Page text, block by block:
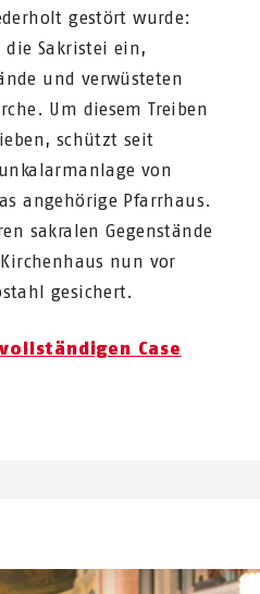
gestört wurde:
die Sakristei ein,
und verwüsteten
Um diesem Treiben
schützt seit
von
angehörige Pfarrhaus.
sakralen Gegenstände
nun vor
gesichert.
Case